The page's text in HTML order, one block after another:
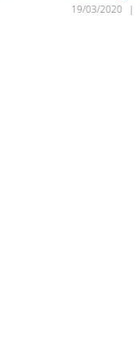
19/03/2020 |